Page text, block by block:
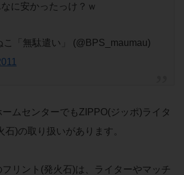
に安かったっけ？ｗ
「無駄遣い」 (@BPS_maumau)
ムセンターでもZIPPO(ジッポ)ライタ
石)の取り扱いがあります。
リント(発火石)は、ライターやマッチ